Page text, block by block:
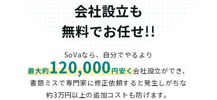
会社設立も
無料でお任せ!!
SoVaなら、自分でやるより
最大約120,000円安く会社設立ができ、
書類ミスで専門家に修正依頼すると発生しがちな
約3万円以上の追加コストも防げます。